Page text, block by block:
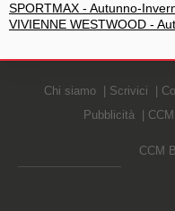
SPORTMAX - Autunno-
VIVIENNE WESTWOOD -
Chi siamo Scrivici
Pubblicità
CCM